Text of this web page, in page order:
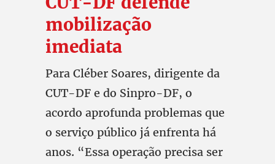
mobilização
imediata
Para Cléber Soares, dirigente da
CUT-DF e do Sinpro-DF, o
acordo aprofunda problemas que
o serviço público já enfrenta há
anos. “Essa operação precisa ser